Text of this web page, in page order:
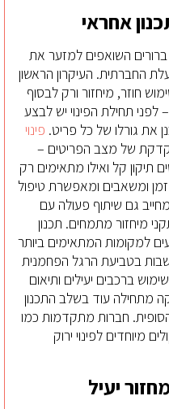
אחראי
השואפים למזער את
החברתית. העיקרון הראשון
חוזר, מיחזור ורק לבסוף
תחילת הפינוי יש לבצע
את גורלו של כל פריט. פינוי
של מצב הפריטים –
תיקון קל ואילו מתאימים רק
ומשאבים ומאפשרת טיפול
גם שיתוף פעולה עם
מיחזור מתמחים. תכנון
למקומות המתאימים ביותר
בטביעת הרגל הפחמנית
ברכבים יעילים ותיאום
מתחילה עוד בשלב התכנון
חברות מתקדמות כמו
מיוחדים לפינוי ירוק
יעיל